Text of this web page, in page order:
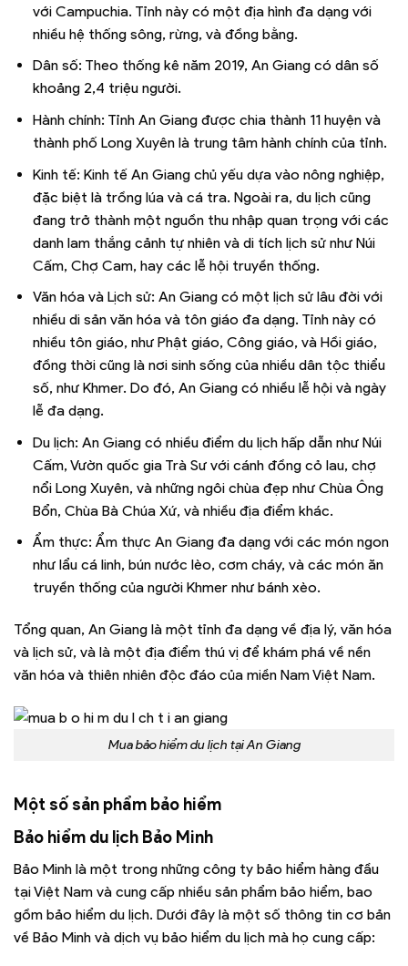
với Campuchia. Tỉnh này có một địa hình đa dạng với
nhiều hệ thống sông, rừng, và đồng bằng.
Dân số: Theo thống kê năm 2019, An Giang có dân số
khoảng 2,4 triệu người.
Hành chính: Tỉnh An Giang được chia thành 11 huyện và
thành phố Long Xuyên là trung tâm hành chính của tỉnh.
Kinh tế: Kinh tế An Giang chủ yếu dựa vào nông nghiệp,
đặc biệt là trồng lúa và cá tra. Ngoài ra, du lịch cũng
đang trở thành một nguồn thu nhập quan trọng với các
danh lam thắng cảnh tự nhiên và di tích lịch sử như Núi
Cấm, Chợ Cam, hay các lễ hội truyền thống.
Văn hóa và Lịch sử: An Giang có một lịch sử lâu đời với
nhiều di sản văn hóa và tôn giáo đa dạng. Tỉnh này có
nhiều tôn giáo, như Phật giáo, Công giáo, và Hồi giáo,
đồng thời cũng là nơi sinh sống của nhiều dân tộc thiểu
số, như Khmer. Do đó, An Giang có nhiều lễ hội và ngày
lễ đa dạng.
Du lịch: An Giang có nhiều điểm du lịch hấp dẫn như Núi
Cấm, Vườn quốc gia Trà Sư với cánh đồng cỏ lau, chợ
nổi Long Xuyên, và những ngôi chùa đẹp như Chùa Ông
Bổn, Chùa Bà Chúa Xứ, và nhiều địa điểm khác.
Ẩm thực: Ẩm thực An Giang đa dạng với các món ngon
như lẩu cá linh, bún nước lèo, cơm cháy, và các món ăn
truyền thống của người Khmer như bánh xèo.
Tổng quan, An Giang là một tỉnh đa dạng về địa lý, văn hóa
và lịch sử, và là một địa điểm thú vị để khám phá về nền
văn hóa và thiên nhiên độc đáo của miền Nam Việt Nam.
Mua bảo hiểm du lịch tại An Giang
Một số sản phẩm bảo hiểm
Bảo hiểm du lịch Bảo Minh
Bảo Minh là một trong những công ty bảo hiểm hàng đầu
tại Việt Nam và cung cấp nhiều sản phẩm bảo hiểm, bao
gồm bảo hiểm du lịch. Dưới đây là một số thông tin cơ bản
về Bảo Minh và dịch vụ bảo hiểm du lịch mà họ cung cấp: